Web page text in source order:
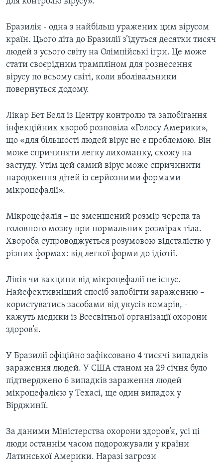
Бразилія - одна з найбільш уражених цим вірусом
країн. Цього літа до Бразилії з’їдуться десятки тисяч
людей з усього світу на Олімпійські ігри. Це може
стати своєрідним трампліном для рознесення
вірусу по всьому світі, коли вболівальники
повернуться додому.
Лікар Бет Белл із Центру контролю та запобігання
інфекційних хвороб розповіла «Голосу Америки»,
що «для більшості людей вірус не є проблемою. Він
може спричиняти легку лихоманку, схожу на
застуду. Утім цей самий вірус може спричинити
народження дітей із серйозними формами
мікроцефалії».
Мікроцефалія – це зменшений розмір черепа та
головного мозку при нормальних розмірах тіла.
Хвороба супроводжується розумовою відсталістю у
різних формах: від легкої форми до ідіотії.
Ліків чи вакцини від мікроцефалії не існує.
Найефективніший спосіб запобігти зараженню –
користуватись засобами від укусів комарів, -
кажуть медики із Всесвітньої організації охорони
здоров’я.
У Бразилії офіційно зафіксовано 4 тисячі випадків
зараження людей. У США станом на 29 січня було
підтверджено 6 випадків зараження людей
мікроцефалією у Техасі, ще один випадок у
Вірджинії.
За даними Міністерства охорони здоров’я, усі ці
люди останнім часом подорожували у країни
Латинської Америки. Наразі загрози